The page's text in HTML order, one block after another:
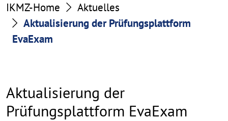
IKMZ-Home
Aktuelles
Aktualisierung der Prüfungsplattform
EvaExam
Aktualisierung der
Prüfungsplattform EvaExam